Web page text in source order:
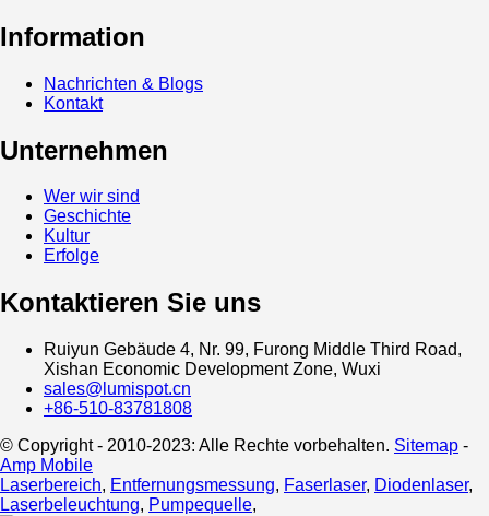
Information
Nachrichten & Blogs
Kontakt
Unternehmen
Wer wir sind
Geschichte
Kultur
Erfolge
Kontaktieren Sie uns
Ruiyun Gebäude 4, Nr. 99, Furong Middle Third Road,
Xishan Economic Development Zone, Wuxi
sales@lumispot.cn
+86-510-83781808
© Copyright - 2010-2023: Alle Rechte vorbehalten. Sitemap -
Amp Mobile
Laserbereich, Entfernungsmessung, Faserlaser, Diodenlaser,
Laserbeleuchtung, Pumpequelle,